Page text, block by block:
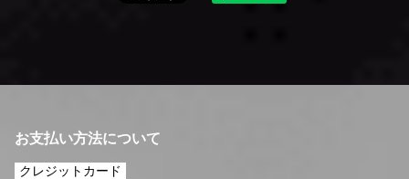
お支払い方法について
クレジットカード